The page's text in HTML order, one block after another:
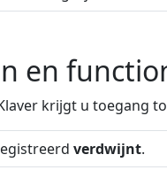
en
krijgt u toegang
verdwijnt.